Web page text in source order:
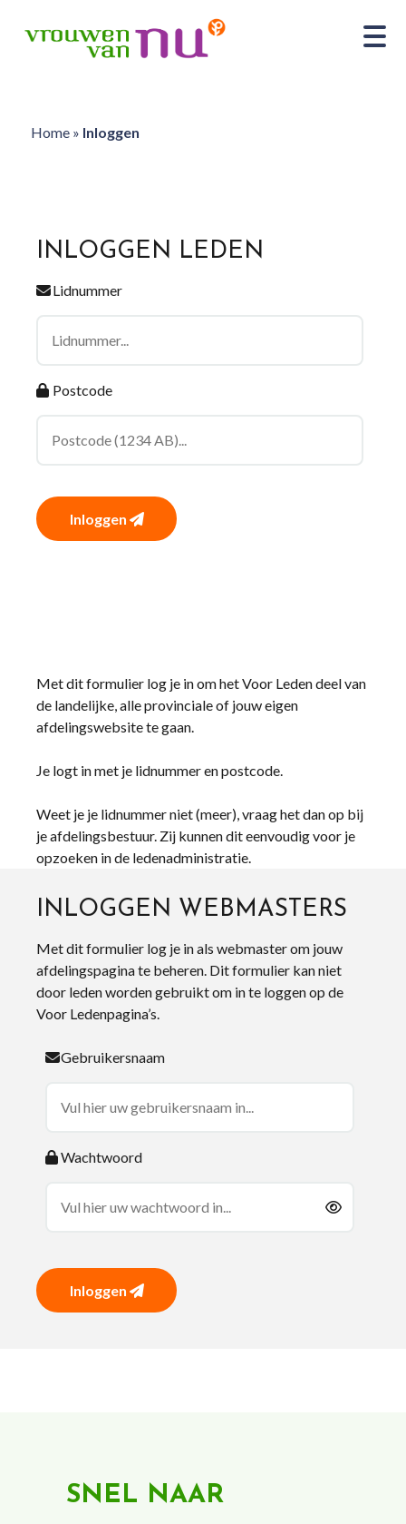
Home» Inloggen
INLOGGEN LEDEN
Lidnummer
Postcode
Inloggen
Met dit formulier log je in om het Voor Leden deel van
de landelijke, alle provinciale of jouw eigen
afdelingswebsite te gaan.
Je logt in met je lidnummer en postcode.
Weet je je lidnummer niet (meer), vraag het dan op bij
je afdelingsbestuur. Zij kunnen dit eenvoudig voor je
opzoeken in de ledenadministratie.
INLOGGEN WEBMASTERS
Met dit formulier log je in als webmaster om jouw
afdelingspagina te beheren. Dit formulier kan niet
door leden worden gebruikt om in te loggen op de
Voor Ledenpagina’s.
Gebruikersnaam
Wachtwoord
Inloggen
SNEL NAAR